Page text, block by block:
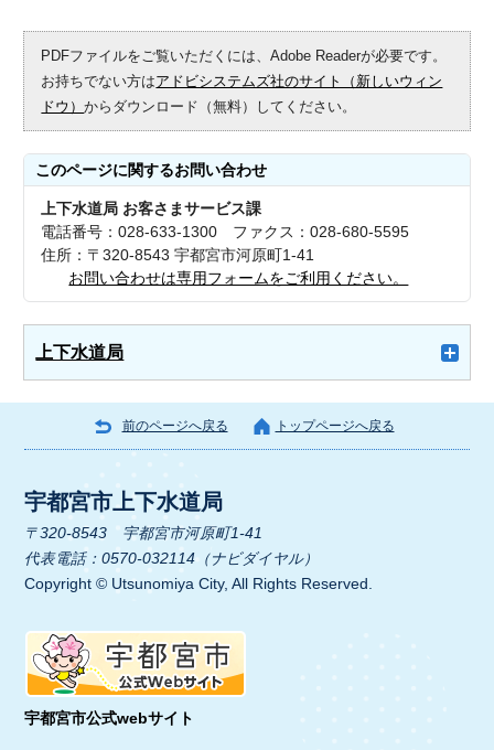
PDFファイルをご覧いただくには、Adobe Readerが必要です。
お持ちでない方はアドビシステムズ社のサイト（新しいウィン
ドウ）からダウンロード（無料）してください。
このページに関するお問い合わせ
上下水道局 お客さまサービス課
電話番号：028-633-1300 ファクス：028-680-5595
住所：〒320-8543 宇都宮市河原町1-41
お問い合わせは専用フォームをご利用ください。
上下水道局
前のページへ戻る トップページへ戻る
宇都宮市上下水道局
〒320-8543 宇都宮市河原町1-41
代表電話：0570-032114（ナビダイヤル）
Copyright © Utsunomiya City, All Rights Reserved.
宇都宮市公式webサイト